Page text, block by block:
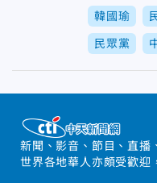
韓國瑜
民眾黨
新聞、影音、節目、直播
世界各地華人亦頗受歡迎